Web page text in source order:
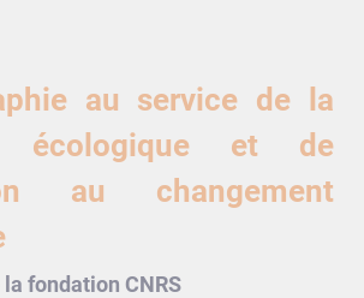
au service de la
écologique et de
au changement
la fondation CNRS